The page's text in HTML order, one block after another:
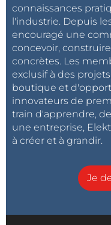
connaissances
l'industrie. Depuis
encouragé une
concevoir,
concrètes. Les
exclusif à des
boutique et
innovateurs de
train d'apprendre,
une entreprise,
à créer et à grandir.
Je